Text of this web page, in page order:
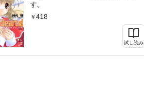
す。
418
試し読み